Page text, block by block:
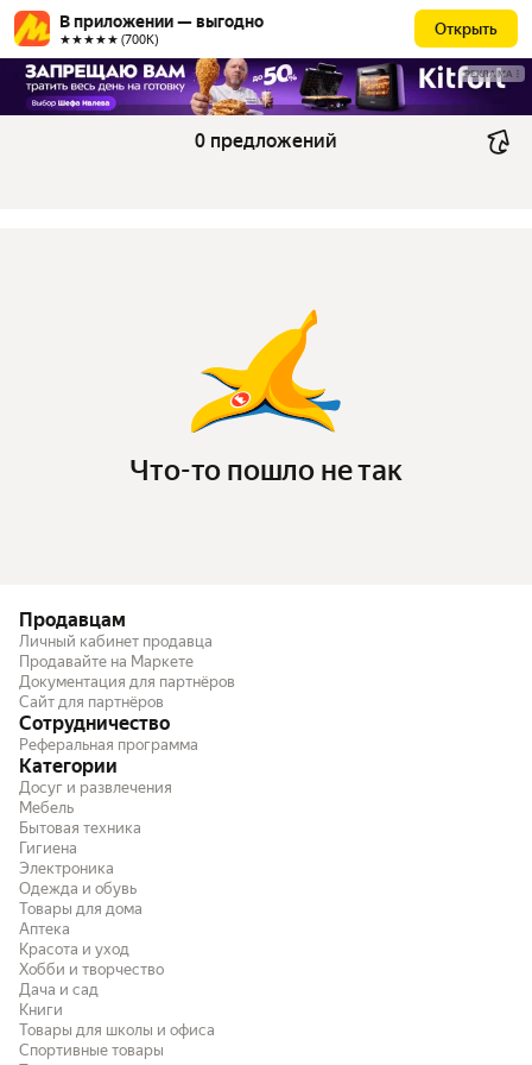
В приложении — выгодно
★★★★★ (700К)
Открыть
РЕКЛАМА
0 предложений
Что-то пошло не так
Продавцам
Личный кабинет продавца
Продавайте на Маркете
Документация для партнёров
Сайт для партнёров
Сотрудничество
Реферальная программа
Категории
Досуг и развлечения
Мебель
Бытовая техника
Гигиена
Электроника
Одежда и обувь
Товары для дома
Аптека
Красота и уход
Хобби и творчество
Дача и сад
Книги
Товары для школы и офиса
Спортивные товары